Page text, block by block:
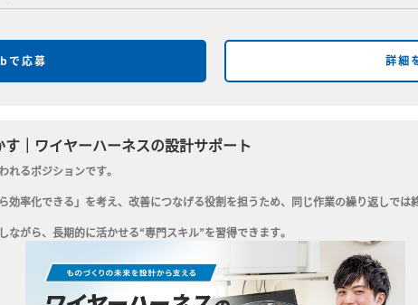
で応募 詳細
｜ワイヤーハーネスの設計サポート
るポジションです。
効率化できる」を考え、改善につなげる役割を担うため、同じ作業の繰り返しでは
がら、長期的に活かせる“専門スキル”を習得できます。